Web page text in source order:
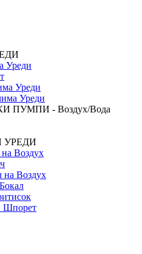
Уреди
Уреди
Уреди
ПУМПИ - Воздух/Вода
Воздух
на Воздух
Шпорет